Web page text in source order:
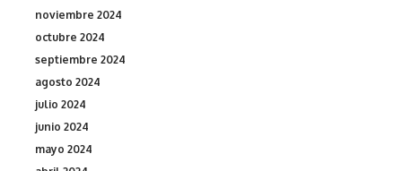
noviembre 2024
octubre 2024
septiembre 2024
agosto 2024
julio 2024
junio 2024
mayo 2024